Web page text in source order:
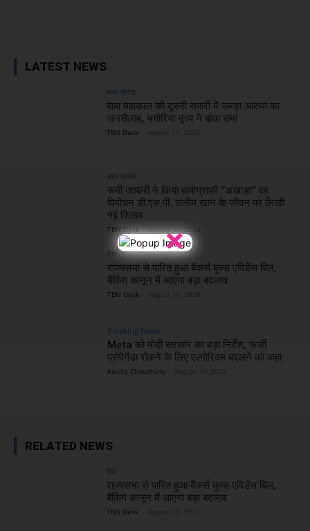
×
LATEST NEWS
मध्य प्रदेश
बाबा महाकाल की दूसरी सवारी में उमड़ा आस्था का
जनसैलाब, भगोरिया नृत्य ने बांधा समां
TBN Desk
मध्य प्रदेश
रूमी जाफरी ने किया बायोग्राफी ’’अखाड़ा’’ का
विमोचन डी.एस.पी. सलीम खान के जीवन पर लिखी
गई किताब
TBN Desk - August 10, 2026
देश
राज्यसभा से पारित हुआ बैंकर्स बुक्स एविडेंस बिल,
बैंकिंग कानून में आएगा बड़ा बदलाव
TBN Desk
Breaking News
Meta को मोदी सरकार का बड़ा निर्देश, फर्जी
प्रोपेगेंडा रोकने के लिए एल्गोरिदम बदलने को कहा
Kavita Choudhary
RELATED NEWS
देश
राज्यसभा से पारित हुआ बैंकर्स बुक्स एविडेंस बिल,
बैंकिंग कानून में आएगा बड़ा बदलाव
TBN Desk